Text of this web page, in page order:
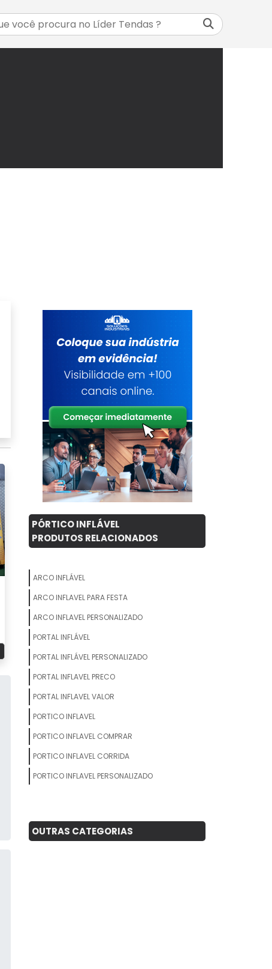
PÓRTICO INFLÁVEL
PRODUTOS RELACIONADOS
ARCO INFLÁVEL
ARCO INFLAVEL PARA FESTA
ARCO INFLAVEL PERSONALIZADO
PORTAL INFLÁVEL
PORTAL INFLÁVEL PERSONALIZADO
PORTAL INFLAVEL PRECO
PORTAL INFLAVEL VALOR
PORTICO INFLAVEL
PORTICO INFLAVEL COMPRAR
PORTICO INFLAVEL CORRIDA
PORTICO INFLAVEL PERSONALIZADO
OUTRAS CATEGORIAS